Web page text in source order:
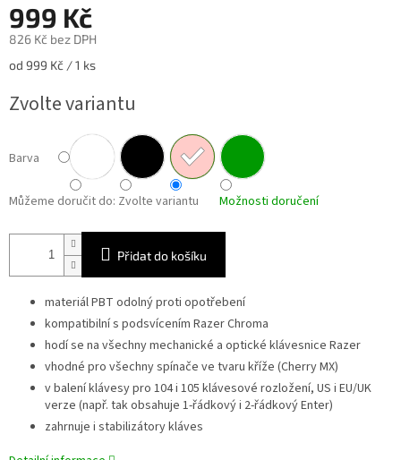
999 Kč
826 Kč bez DPH
Měrná
od 999 Kč / 1 ks
Zvolte variantu
Barva
Můžeme doručit do: Zvolte variantu Možnosti doručení
Přidat do košíku
materiál PBT odolný proti opotřebení
kompatibilní s podsvícením Razer Chroma
hodí se na všechny mechanické a optické klávesnice Razer
vhodné pro všechny spínače ve tvaru kříže (Cherry MX)
v balení klávesy pro 104 i 105 klávesové rozložení, US i EU/UK
verze (např. tak obsahuje 1-řádkový i 2-řádkový Enter)
zahrnuje i stabilizátory kláves